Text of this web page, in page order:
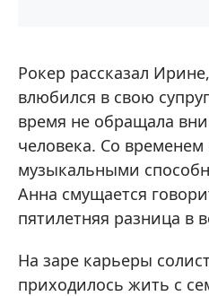
Рокер рассказал
влюбился в свою
время не обращала
человека. Со
музыкальными
Анна смущается
пятилетняя разница в
На заре карьеры
приходилось жить с